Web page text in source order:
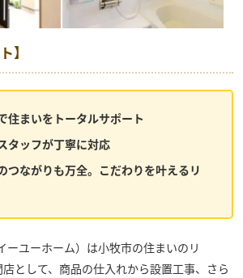
】
住まいをトータルサポート
タッフが丁寧に対応
つながりも万全。こだわりを叶えるリ
ユーホーム） は小牧市の住まいのリ
として、商品の仕入れから設置工事、さら